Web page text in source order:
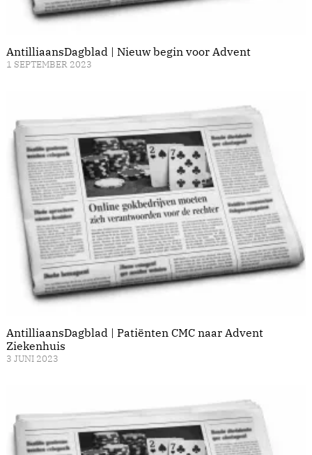
AntilliaansDagblad | Nieuw begin voor Advent
1 SEPTEMBER 2023
AntilliaansDagblad | Patiënten CMC naar Advent
Ziekenhuis
3 JUNI 2023